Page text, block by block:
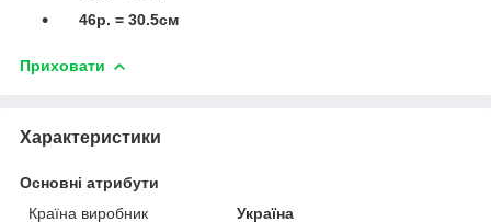
46р. = 30.5см
Приховати
Характеристики
Основні атрибути
Країна виробник
Україна